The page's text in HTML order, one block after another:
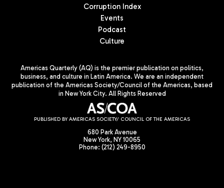
Corruption Index
Events
Podcast
Culture
Americas Quarterly (AQ) is the premier publication on politics,
business, and culture in Latin America. We are an independent
publication of the Americas Society/Council of the Americas, based
in New York City. All Rights Reserved
PUBLISHED BY AMERICAS SOCIETY/ COUNCIL OF THE AMERICAS
680 Park Avenue
New York, NY 10065
Phone: (212) 249-8950